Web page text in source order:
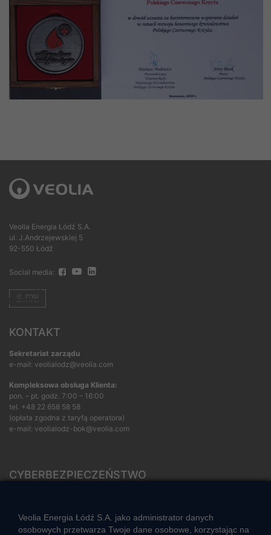
Veolia Energia Łódź S.A.
ul. J.Andrzejewskiej 5
92-550 Łódź
Social media:
KONTAKT
Sekretariat zarządu
e-mail: veolialodz@veolia.com
Kompleksowa obsługa Klienta:
pon. – pt. godz. 7:00 – 16:00
tel. +48 22 658 58 58
(opłata zgodna z taryfą operatora)
e-mail: veolialodz-bok@veolia.com
CYBERBEZPIECZEŃSTWO
Veolia Energia Łódź S.A. jako administrator danych
osobowych przetwarza Twoje dane osobowe, korzystając na